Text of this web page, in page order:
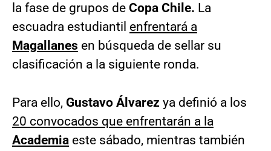
la fase de grupos de Copa Chile. La
escuadra estudiantil enfrentará a
Magallanes en búsqueda de sellar su
clasificación a la siguiente ronda.
Para ello, Gustavo Álvarez ya definió a los
20 convocados que enfrentarán a la
Academia este sábado, mientras también